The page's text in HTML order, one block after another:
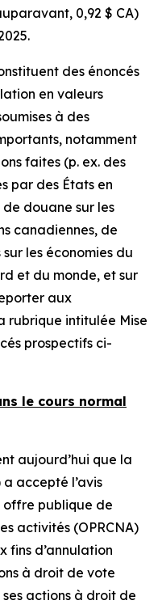
0,92 $ CA)
des énoncés
en valeurs
à des
notamment
faites (p. ex. des
par des États en
douane sur les
canadiennes, de
les économies du
et du monde, et sur
aux
rubrique intitulée Mise
prospectifs ci-
le cours normal
aujourd’hui que la
a accepté l’avis
offre publique de
activités (OPRCNA)
fins d’annulation
à droit de vote
actions à droit de